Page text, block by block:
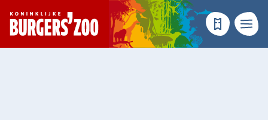
- Homepagina
TicketsMenu